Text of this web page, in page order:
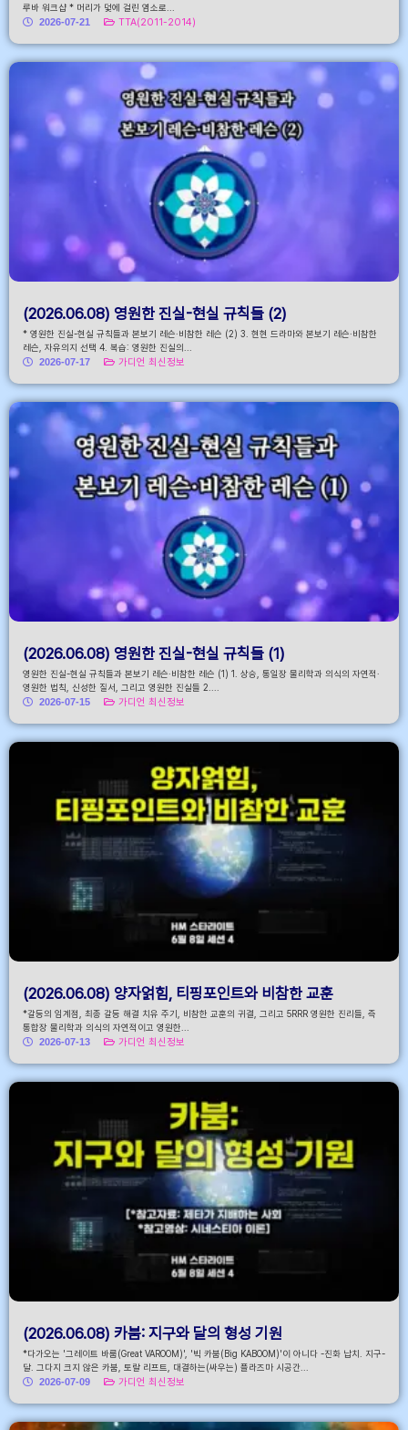
루바 워크샵 * 머리가 덫에 걸린 염소로...
2026-07-21
TTA(2011-2014)
(2026.06.08) 영원한 진실-현실 규칙들 (2)
* 영원한 진실-현실 규칙들과 본보기 레슨·비참한 레슨 (2) 3. 현현 드라마와 본보기 레슨·비참한
레슨, 자유의지 선택 4. 복습: 영원한 진실의...
2026-07-17
가디언 최신정보
(2026.06.08) 영원한 진실-현실 규칙들 (1)
영원한 진실-현실 규칙들과 본보기 레슨·비참한 레슨 (1) 1. 상승, 통일장 물리학과 의식의 자연적·
영원한 법칙, 신성한 질서, 그리고 영원한 진실들 2....
2026-07-15
가디언 최신정보
(2026.06.08) 양자얽힘, 티핑포인트와 비참한 교훈
*갈등의 임계점, 최종 갈등 해결 치유 주기, 비참한 교훈의 귀결, 그리고 5RRR 영원한 진리들, 즉
통합장 물리학과 의식의 자연적이고 영원한...
2026-07-13
가디언 최신정보
(2026.06.08) 카붐: 지구와 달의 형성 기원
*다가오는 '그레이트 바룸(Great VAROOM)', '빅 카붐(Big KABOOM)'이 아니다 -진화 납치. 지구-
달. 그다지 크지 않은 카붐, 토랄 리프트, 대결하는(싸우는) 플라즈마 시공간...
2026-07-09
가디언 최신정보